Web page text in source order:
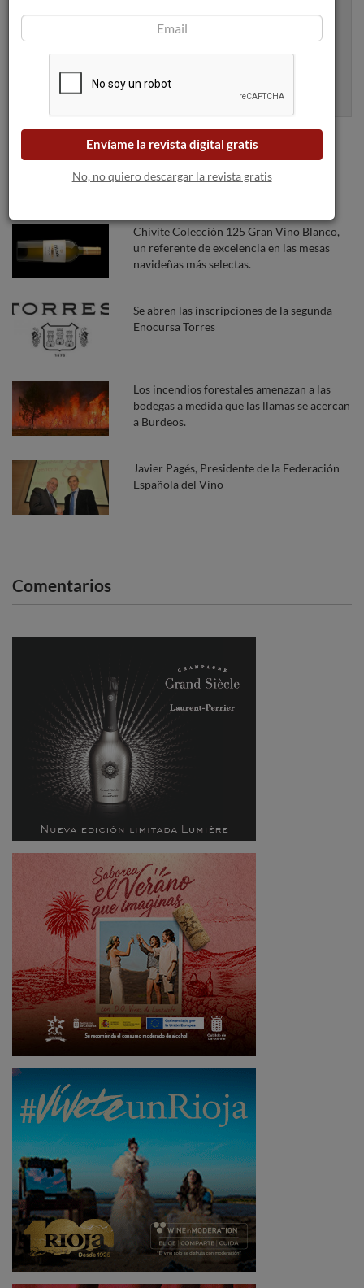
100% seguro. Nunca te enviaremos spam.
Articulos recomendados
Chivite Colección 125 Gran Vino Blanco,
un referente de excelencia en las mesas
navideñas más selectas.
Se abren las inscripciones de la segunda
Enocursa Torres
Los incendios forestales amenazan a las
bodegas a medida que las llamas se acercan
a Burdeos.
Javier Pagés, Presidente de la Federación
Española del Vino
Comentarios
Envíame la revista digital gratis
No, no quiero descargar la revista gratis